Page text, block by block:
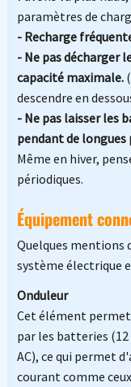
paramètres de
- Recharge
- Ne pas décharger
capacité maximale.
descendre en
- Ne pas laisser les
pendant de longues
Même en hiver,
périodiques.
Équipement
Quelques
système électrique
Onduleur
Cet élément
par les batteries
AC), ce qui permet
courant comme